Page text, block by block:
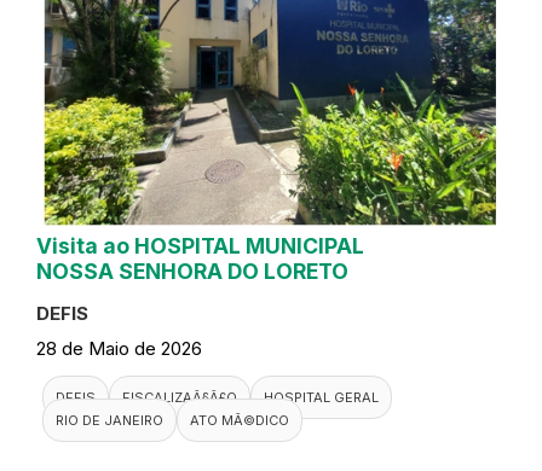
Visita ao HOSPITAL MUNICIPAL
NOSSA SENHORA DO LORETO
DEFIS
28 de Maio de 2026
DEFIS FISCALIZAÃ§Ã£O
HOSPITAL GERAL
RIO DE JANEIRO
ATO MÃ©DICO